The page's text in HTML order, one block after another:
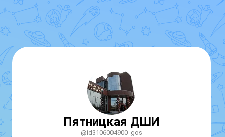
Пятницкая ДШИ
@id3106004900_gos